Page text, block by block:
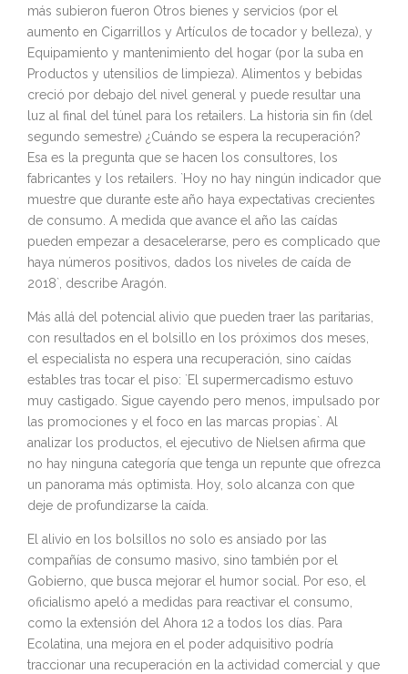
más subieron fueron Otros bienes y servicios (por el
aumento en Cigarrillos y Artículos de tocador y belleza), y
Equipamiento y mantenimiento del hogar (por la suba en
Productos y utensilios de limpieza). Alimentos y bebidas
creció por debajo del nivel general y puede resultar una
luz al final del túnel para los retailers. La historia sin fin (del
segundo semestre) ¿Cuándo se espera la recuperación?
Esa es la pregunta que se hacen los consultores, los
fabricantes y los retailers. `Hoy no hay ningún indicador que
muestre que durante este año haya expectativas crecientes
de consumo. A medida que avance el año las caídas
pueden empezar a desacelerarse, pero es complicado que
haya números positivos, dados los niveles de caída de
2018`, describe Aragón.
Más allá del potencial alivio que pueden traer las paritarias,
con resultados en el bolsillo en los próximos dos meses,
el especialista no espera una recuperación, sino caídas
estables tras tocar el piso: `El supermercadismo estuvo
muy castigado. Sigue cayendo pero menos, impulsado por
las promociones y el foco en las marcas propias`. Al
analizar los productos, el ejecutivo de Nielsen afirma que
no hay ninguna categoría que tenga un repunte que ofrezca
un panorama más optimista. Hoy, solo alcanza con que
deje de profundizarse la caída.
El alivio en los bolsillos no solo es ansiado por las
compañías de consumo masivo, sino también por el
Gobierno, que busca mejorar el humor social. Por eso, el
oficialismo apeló a medidas para reactivar el consumo,
como la extensión del Ahora 12 a todos los días. Para
Ecolatina, una mejora en el poder adquisitivo podría
traccionar una recuperación en la actividad comercial y que